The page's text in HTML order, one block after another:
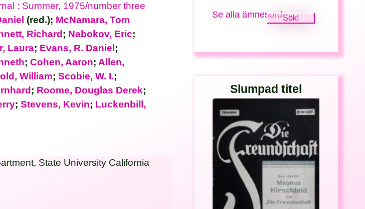
Se alla ämnesord
Slumpad titel
: Summer, 1975/number three
(red.); McNamara, Tom
Richard ; Nabokov, Eric;
Laura; Evans, R. Daniel ;
;Cohen, Aaron; Allen,
William;Scobie, W. I.;
; Roome, Douglas Derek;
;Stevens, Kevin; Luckenbill,
State University California